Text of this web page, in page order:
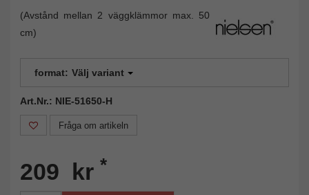
(Avstånd mellan 2 väggklämmor max. 50
cm)
format: Välj variant
Art.Nr.: NIE-51650-H
Fråga om artikeln
209 kr *